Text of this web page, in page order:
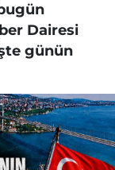
Dairesi
günün